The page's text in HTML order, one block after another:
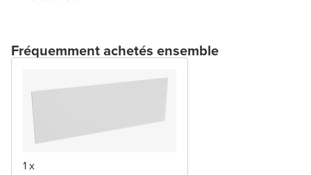
Fréquemment achetés ensemble
1 x